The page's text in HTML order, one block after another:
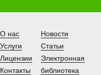
О нас
Услуги
Лицензии
Контакты
Новости
Статьи
Электронная
библиотека